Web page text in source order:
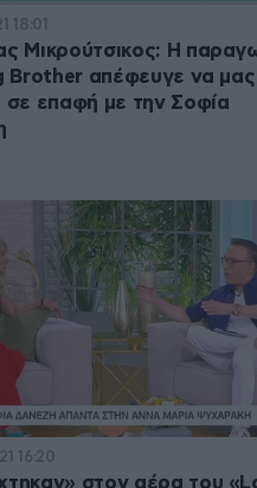
18:01
Μικρούτσικος: Η
Brother απέφευγε να μας
σε επαφή με την Σοφία
16:20
στον αέρα του